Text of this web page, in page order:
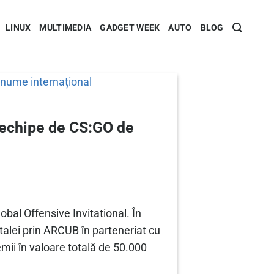
LINUX MULTIMEDIA GADGET WEEK AUTO BLOG
de CS:GO de
Offensive Invitational. În
prin ARCUB în parteneriat cu
în valoare totală de 50.000